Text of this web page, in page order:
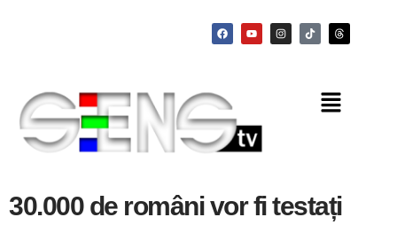
30.000 de români vor fi testați